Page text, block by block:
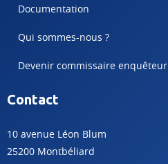
Documentation
Qui sommes-nous ?
Devenir commissaire enquêteur
Contact
10 avenue Léon Blum
25200 Montbéliard